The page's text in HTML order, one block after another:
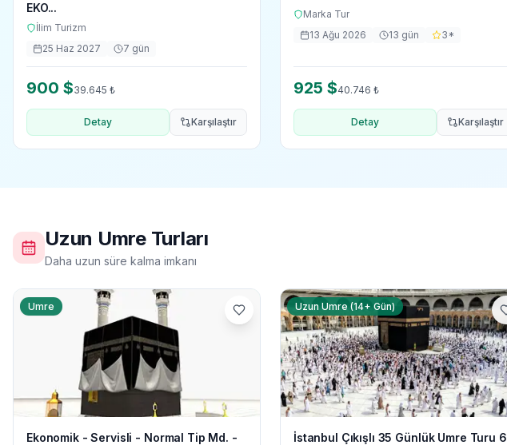
EKO...
İlim Turizm
25 Haz 2027
7 gün
900 $39.645 ₺
Detay Karşılaştır
Marka Tur
13 Ağu 2026
13 gün 3*
925 $40.746 ₺
Detay Karşılaştır
Uzun Umre Turları
Daha uzun süre kalma imkanı
Umre
Ekonomik - Servisli - Normal Tip Md. -
Uzun Umre (14+ Gün)
İstanbul Çıkışlı 35 Günlük Umre Turu 6